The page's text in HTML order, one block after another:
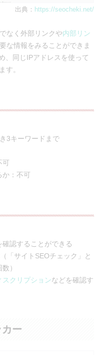
出典： https://seocheki.net/
なく外部リンクや内部リン
な情報をみることができま
、同じIPアドレスを使って
す。
3キーワードまで
可
か：不可
認することができる
「サイトSEOチェック」と
）
スクリプションなどを確認す
ー